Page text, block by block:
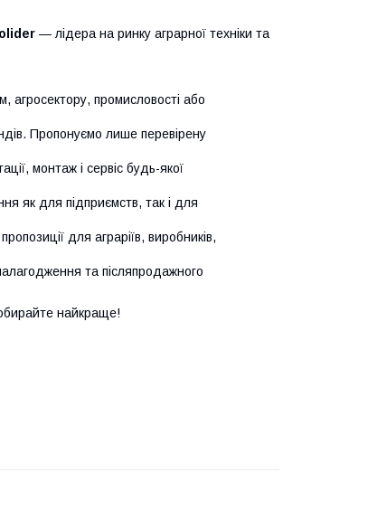
— лідера на ринку аграрної техніки та
агросектору, промисловості або
Пропонуємо лише перевірену
монтаж і сервіс будь-якої
як для підприємств, так і для
для аграріїв, виробників,
та післяпродажного
найкраще!